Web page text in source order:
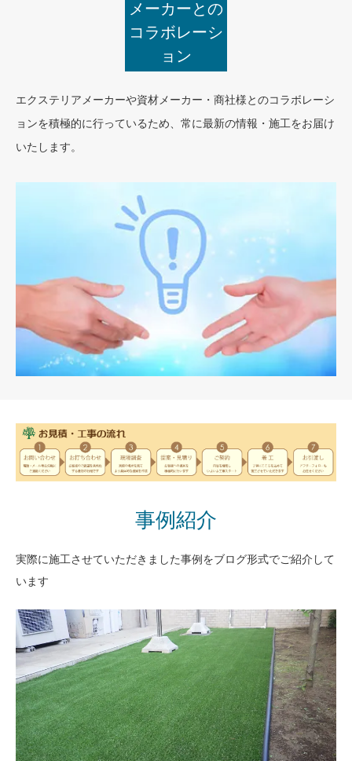
メーカーとの
コラボレーシ
ョン
エクステリアメーカーや資材メーカー・商社様とのコラボレーシ
ョンを積極的に行っているため、常に最新の情報・施工をお届け
いたします。
事例紹介
実際に施工させていただきました事例をブログ形式でご紹介して
います